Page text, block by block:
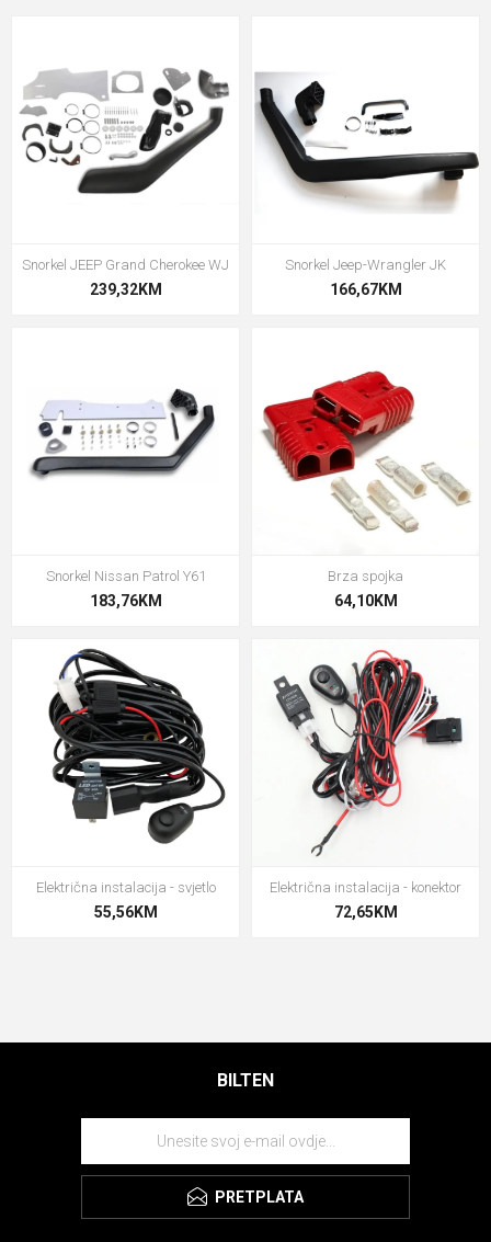
Snorkel JEEP Grand Cherokee WJ
239,32KM
Snorkel Jeep-Wrangler JK
166,67KM
Snorkel Nissan Patrol Y61
183,76KM
Brza spojka
64,10KM
Električna instalacija - svjetlo
55,56KM
Električna instalacija - konektor
72,65KM
BILTEN
PRETPLATA